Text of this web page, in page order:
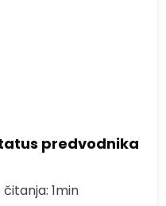
predvodnika
1min